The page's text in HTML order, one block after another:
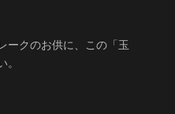
ークのお供に、この「玉